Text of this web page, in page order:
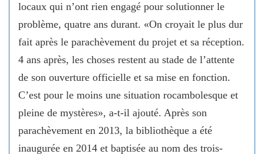
locaux qui n’ont rien engagé pour solutionner le
problème, quatre ans durant. «On croyait le plus dur
fait après le parachèvement du projet et sa réception.
4 ans après, les choses restent au stade de l’attente
de son ouverture officielle et sa mise en fonction.
C’est pour le moins une situation rocambolesque et
pleine de mystères», a-t-il ajouté. Après son
parachèvement en 2013, la bibliothèque a été
inaugurée en 2014 et baptisée au nom des trois-